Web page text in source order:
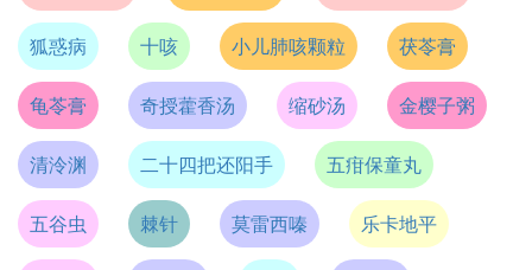
狐惑病 十咳 小儿肺咳颗粒 茯苓膏
龟苓膏 奇授藿香汤 缩砂汤 金樱子粥
清泠渊 二十四把还阳手 五疳保童丸
五谷虫 棘针 莫雷西嗪 乐卡地平